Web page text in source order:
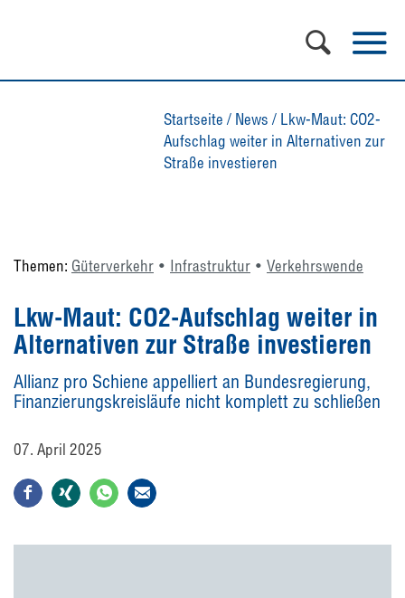
Startseite / News / Lkw-Maut: CO2-
Aufschlag weiter in Alternativen zur
Straße investieren
Themen: Güterverkehr Infrastruktur Verkehrswende
Lkw-Maut: CO2-Aufschlag weiter in
Alternativen zur Straße investieren
Allianz pro Schiene appelliert an Bundesregierung,
Finanzierungskreisläufe nicht komplett zu schließen
07. April 2025